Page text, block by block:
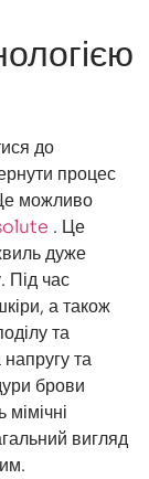
до
процес
можливо
. Це
дуже
Під час
а також
та
та
брови
вигляд